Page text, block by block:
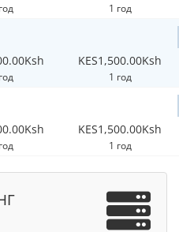
1 год
KES1,500.00Ksh
1 год
KES1,500.00Ksh
1 год